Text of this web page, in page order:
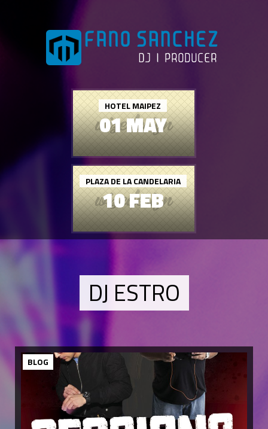
01 MAY
HOTEL MAIPEZ
10 FEB
PLAZA DE LA CANDELARIA
DJ ESTRO
BLOG